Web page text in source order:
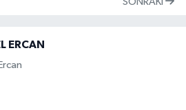
ERCAN